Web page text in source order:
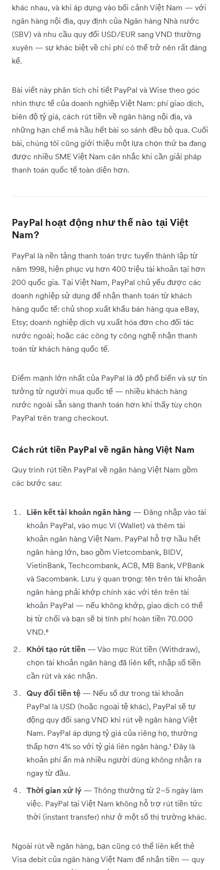
khác nhau, và khi áp dụng vào bối cảnh Việt Nam — với
ngân hàng nội địa, quy định của Ngân hàng Nhà nước
(SBV) và nhu cầu quy đổi USD/EUR sang VND thường
xuyên — sự khác biệt về chi phí có thể trở nên rất đáng
kể.
Bài viết này phân tích chi tiết PayPal và Wise theo góc
nhìn thực tế của doanh nghiệp Việt Nam: phí giao dịch,
biên độ tỷ giá, cách rút tiền về ngân hàng nội địa, và
những hạn chế mà hầu hết bài so sánh đều bỏ qua. Cuối
bài, chúng tôi cũng giới thiệu một lựa chọn thứ ba đang
được nhiều SME Việt Nam cân nhắc khi cần giải pháp
thanh toán quốc tế toàn diện hơn.
PayPal hoạt động như thế nào tại Việt
Nam?
PayPal là nền tảng thanh toán trực tuyến thành lập từ
năm 1998, hiện phục vụ hơn 400 triệu tài khoản tại hơn
200 quốc gia. Tại Việt Nam, PayPal chủ yếu được các
doanh nghiệp sử dụng để nhận thanh toán từ khách
hàng quốc tế: chủ shop xuất khẩu bán hàng qua eBay,
Etsy; doanh nghiệp dịch vụ xuất hóa đơn cho đối tác
nước ngoài; hoặc các công ty công nghệ nhận thanh
toán từ khách hàng quốc tế.
Điểm mạnh lớn nhất của PayPal là độ phổ biến và sự tin
tưởng từ người mua quốc tế — nhiều khách hàng
nước ngoài sẵn sàng thanh toán hơn khi thấy tùy chọn
PayPal trên trang checkout.
Cách rút tiền PayPal về ngân hàng Việt Nam
Quy trình rút tiền PayPal về ngân hàng Việt Nam gồm
các bước sau:
Liên kết tài khoản ngân hàng — Đăng nhập vào tài
khoản PayPal, vào mục Ví (Wallet) và thêm tài
khoản ngân hàng Việt Nam. PayPal hỗ trợ hầu hết
ngân hàng lớn, bao gồm Vietcombank, BIDV,
VietinBank, Techcombank, ACB, MB Bank, VPBank
và Sacombank. Lưu ý quan trọng: tên trên tài khoản
ngân hàng phải khớp chính xác với tên trên tài
khoản PayPal — nếu không khớp, giao dịch có thể
bị từ chối và bạn sẽ bị tính phí hoàn tiền 70.000
VND.⁶
Khởi tạo rút tiền — Vào mục Rút tiền (Withdraw),
chọn tài khoản ngân hàng đã liên kết, nhập số tiền
cần rút và xác nhận.
Quy đổi tiền tệ — Nếu số dư trong tài khoản
PayPal là USD (hoặc ngoại tệ khác), PayPal sẽ tự
động quy đổi sang VND khi rút về ngân hàng Việt
Nam. PayPal áp dụng tỷ giá của riêng họ, thường
thấp hơn 4% so với tỷ giá liên ngân hàng.¹ Đây là
khoản phí ẩn mà nhiều người dùng không nhận ra
ngay từ đầu.
Thời gian xử lý — Thông thường từ 2–5 ngày làm
việc. PayPal tại Việt Nam không hỗ trợ rút tiền tức
thời (instant transfer) như ở một số thị trường khác.
Ngoài rút về ngân hàng, bạn cũng có thể liên kết thẻ
Visa debit của ngân hàng Việt Nam để nhận tiền — quy